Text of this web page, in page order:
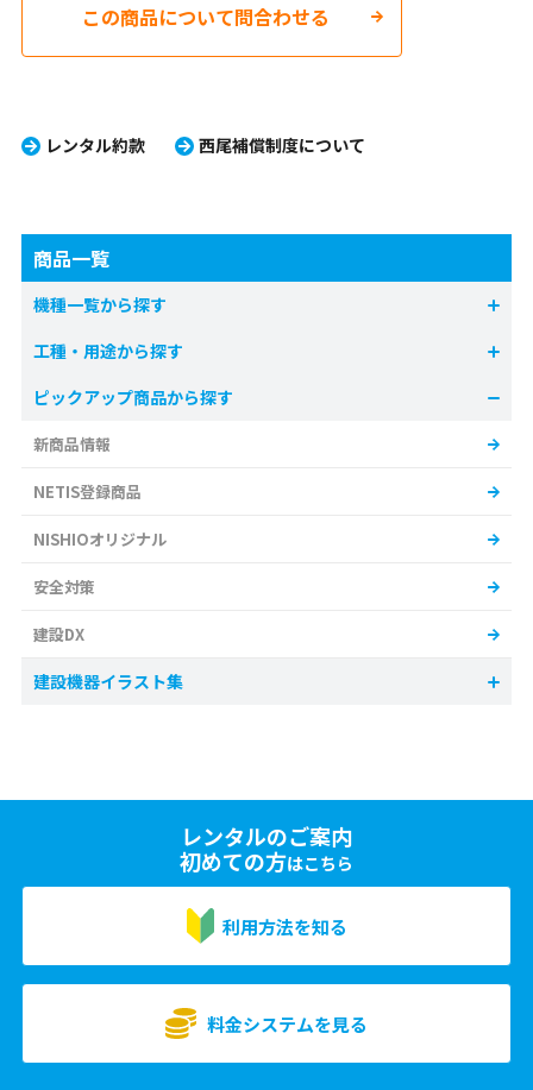
この商品について問合わせる
レンタル約款 西尾補償制度について
商品一覧
機種一覧から探す
工種・用途から探す
ピックアップ商品から探す
新商品情報
NETIS登録商品
NISHIOオリジナル
安全対策
建設DX
建設機器イラスト集
レンタルのご案内
初めての方はこちら
利用方法を知る
料金システムを見る